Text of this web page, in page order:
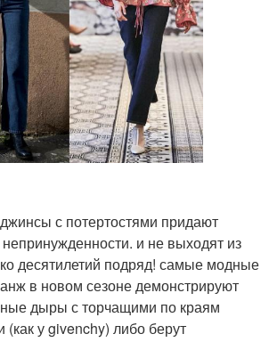
с потертостями придают
и не выходят из
десятилетий подряд! самые модные
в новом сезоне демонстрируют
дыры с торчащими по краям
у givenchy) либо берут